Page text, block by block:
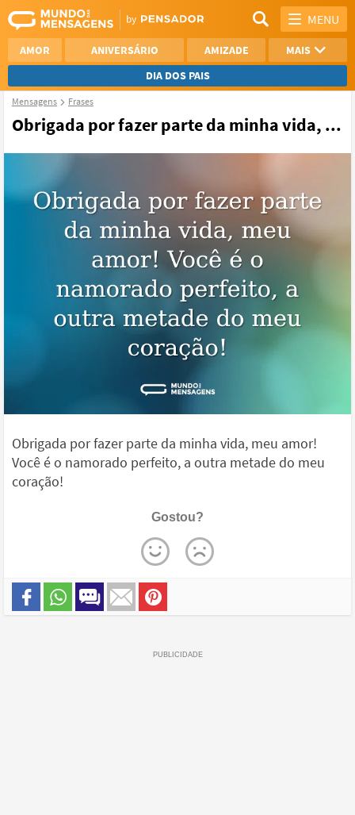
MENU
AMOR ANIVERSÁRIO AMIZADE
MAIS
DIA DOS PAIS
REFLEXÃO
AGRADECIMENTO
Mensagens Frases
Obrigada por fazer parte da minha vida, ...
Obrigada por fazer parte da minha vida, meu amor!
Você é o namorado perfeito, a outra metade do meu
coração!
Gostou?